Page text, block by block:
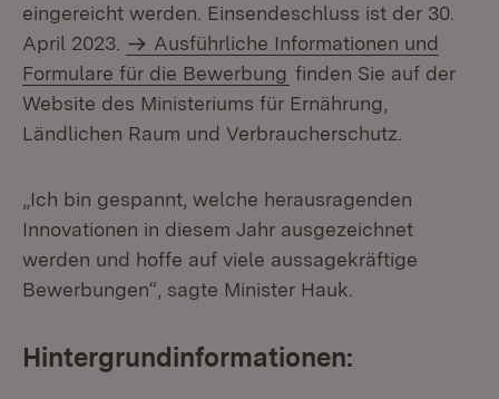
eingereicht werden. Einsendeschluss ist der 30.
April 2023.
Ausführliche Informationen und
Formulare für die Bewerbung finden Sie auf der
Website des Ministeriums für Ernährung,
Ländlichen Raum und Verbraucherschutz.
„Ich bin gespannt, welche herausragenden
Innovationen in diesem Jahr ausgezeichnet
werden und hoffe auf viele aussagekräftige
Bewerbungen“, sagte Minister Hauk.
Hintergrundinformationen: